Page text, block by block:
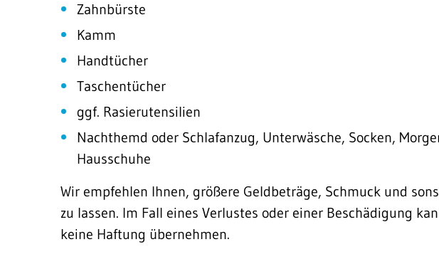
Zahnbürste
Kamm
Handtücher
Taschentücher
ggf. Rasierutensilien
Nachthemd oder Schlafanzug, Unterwäsche, Socken,
Hausschuhe
Wir empfehlen Ihnen, größere Geldbeträge, Schmuck und
zu lassen. Im Fall eines Verlustes oder einer Beschädigung
keine Haftung übernehmen.